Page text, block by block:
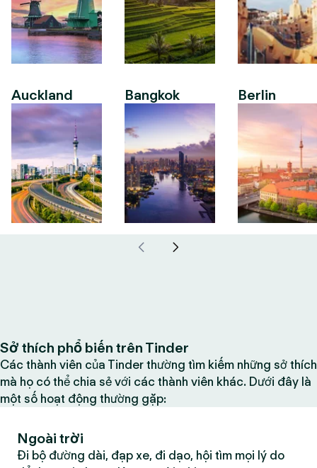
Auckland Bangkok Berlin
Sở thích phổ biến trên Tinder
Các thành viên của Tinder thường tìm kiếm những sở thích
mà họ có thể chia sẻ với các thành viên khác. Dưới đây là
một số hoạt động thường gặp:
Ngoài trời
Đi bộ đường dài, đạp xe, đi dạo, hội tìm mọi lý do